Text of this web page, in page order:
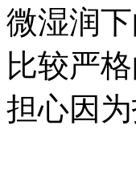
微湿润
比较严
担心因